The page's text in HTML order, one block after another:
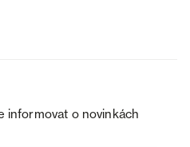
informovat o novinkách